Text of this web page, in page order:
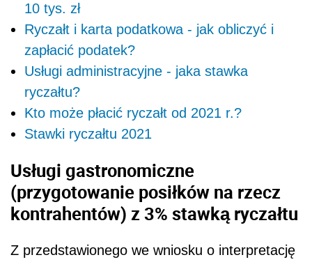
10 tys. zł
Ryczałt i karta podatkowa - jak obliczyć i
zapłacić podatek?
Usługi administracyjne - jaka stawka
ryczałtu?
Kto może płacić ryczałt od 2021 r.?
Stawki ryczałtu 2021
Usługi gastronomiczne
(przygotowanie posiłków na rzecz
kontrahentów) z 3% stawką ryczałtu
Z przedstawionego we wniosku o interpretację